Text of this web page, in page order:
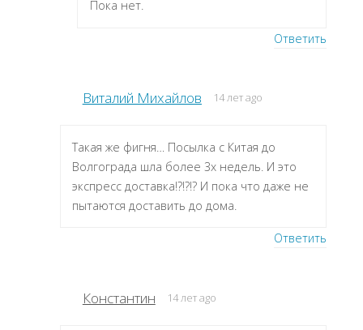
Пока нет.
Ответить
Виталий Михайлов 14 лет ago
Такая же фигня… Посылка с Китая до
Волгограда шла более 3х недель. И это
экспресс доставка!?!?!? И пока что даже не
пытаются доставить до дома.
Ответить
Константин 14 лет ago